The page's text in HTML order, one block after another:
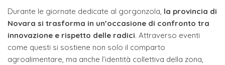
Durante le giornate dedicate al gorgonzola, la provincia di
Novara si trasforma in un’occasione di confronto tra
innovazione e rispetto delle radici. Attraverso eventi
come questi si sostiene non solo il comparto
agroalimentare, ma anche l’identità collettiva della zona,